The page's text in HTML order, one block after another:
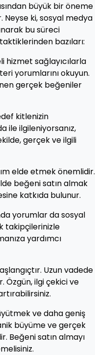
büyük bir öneme
ki, sosyal medya
bu süreci
bazıları:
hizmet sağlayıcılarla
yorumlarını okuyun.
gerçek beğeniler
kitlenizin
ile ilgileniyorsanız,
gerçek ve ilgili
elde etmek önemlidir.
beğeni satın almak
katkıda bulunur.
yorumlar da sosyal
takipçilerinizle
yardımcı
Uzun vadede
Özgün, ilgi çekici ve
ve daha geniş
büyüme ve gerçek
Beğeni satın almayı